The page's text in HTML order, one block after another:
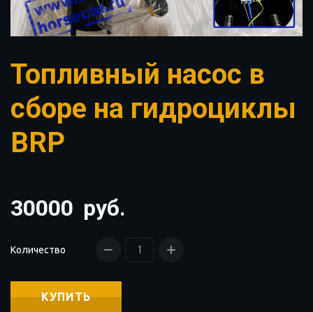
Топливный насос в
сборе на гидроциклы
BRP
30000 руб.
Количество
КУПИТЬ